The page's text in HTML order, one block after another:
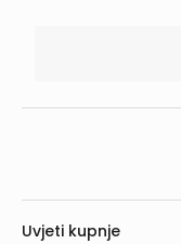
Uvjeti kupnje